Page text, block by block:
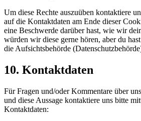
Um diese Rechte auszuüben kontaktiere
auf die Kontaktdaten am Ende dieser
eine Beschwerde darüber hast, wie wir
würden wir diese gerne hören, aber du
die Aufsichtsbehörde
10. Kontaktdaten
Für Fragen und/oder Kommentare über
und diese Aussage kontaktiere uns bitte
Kontaktdaten: